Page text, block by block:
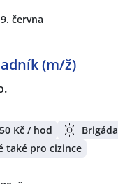
června
(m/ž)
Kč / hod
Brigáda
také pro cizince